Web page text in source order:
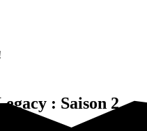
: Saison 2